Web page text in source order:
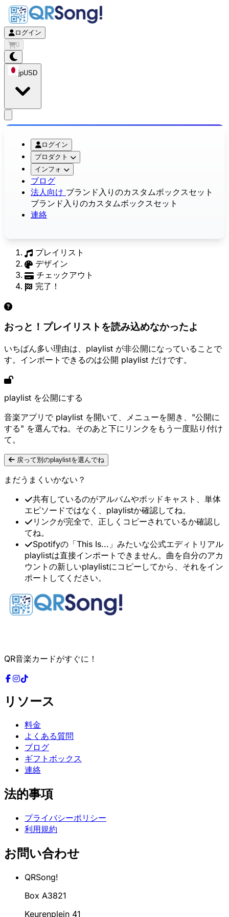
ログイン
0
jpUSD
ログイン
プロダクト
インフォ
ブログ
法人向け ブランド入りのカスタムボックスセット
ブランド入りのカスタムボックスセット
連絡
プレイリスト
デザイン
チェックアウト
完了！
おっと！プレイリストを読み込めなかったよ
いちばん多い理由は、playlist が非公開になっていることで
す。インポートできるのは公開 playlist だけです。
playlist を公開にする
音楽アプリで playlist を開いて、メニューを開き、"公開に
する" を選んでね。そのあと下にリンクをもう一度貼り付け
て。
戻って別のplaylistを選んでね
まだうまくいかない？
共有しているのがアルバムやポッドキャスト、単体
エピソードではなく、playlistか確認してね。
リンクが完全で、正しくコピーされているか確認し
てね。
Spotifyの「This Is...」みたいな公式エディトリアル
playlistは直接インポートできません。曲を自分のアカ
ウントの新しいplaylistにコピーしてから、それをイン
ポートしてください。
QR音楽カードがすぐに！
リソース
料金
よくある質問
ブログ
ギフトボックス
連絡
法的事項
プライバシーポリシー
利用規約
お問い合わせ
QRSong!
Box A3821
Keurenplein 41